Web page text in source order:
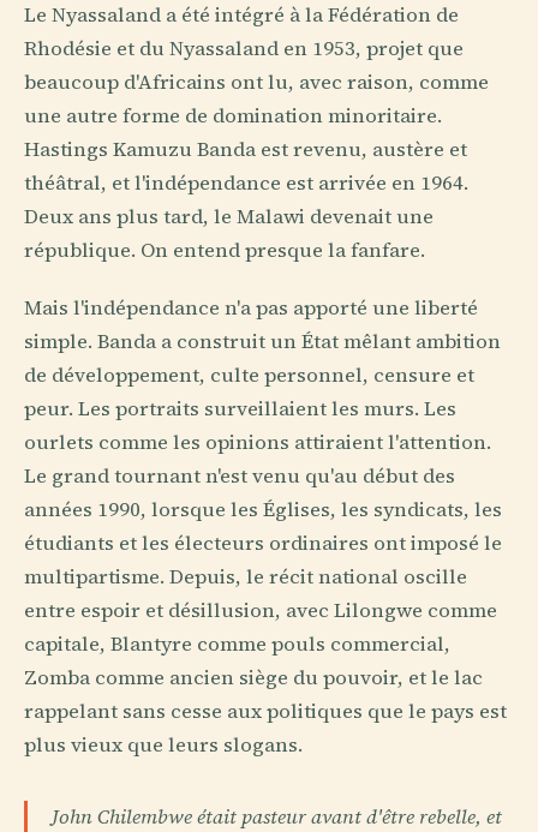
Le Nyassaland a été intégré à la Fédération de
Rhodésie et du Nyassaland en 1953, projet que
beaucoup d'Africains ont lu, avec raison, comme
une autre forme de domination minoritaire.
Hastings Kamuzu Banda est revenu, austère et
théâtral, et l'indépendance est arrivée en 1964.
Deux ans plus tard, le Malawi devenait une
république. On entend presque la fanfare.
Mais l'indépendance n'a pas apporté une liberté
simple. Banda a construit un État mêlant ambition
de développement, culte personnel, censure et
peur. Les portraits surveillaient les murs. Les
ourlets comme les opinions attiraient l'attention.
Le grand tournant n'est venu qu'au début des
années 1990, lorsque les Églises, les syndicats, les
étudiants et les électeurs ordinaires ont imposé le
multipartisme. Depuis, le récit national oscille
entre espoir et désillusion, avec Lilongwe comme
capitale, Blantyre comme pouls commercial,
Zomba comme ancien siège du pouvoir, et le lac
rappelant sans cesse aux politiques que le pays est
plus vieux que leurs slogans.
John Chilembwe était pasteur avant d'être rebelle, et